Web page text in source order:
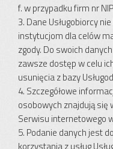
f. w przypadku firm nr
3. Dane Usługobiorcy
instytucjom dla celów
zgody. Do swoich
zawsze dostęp w celu
usunięcia z bazy
4. Szczegółowe
osobowych znajdują się
Serwisu internetowego
5. Podanie danych jest